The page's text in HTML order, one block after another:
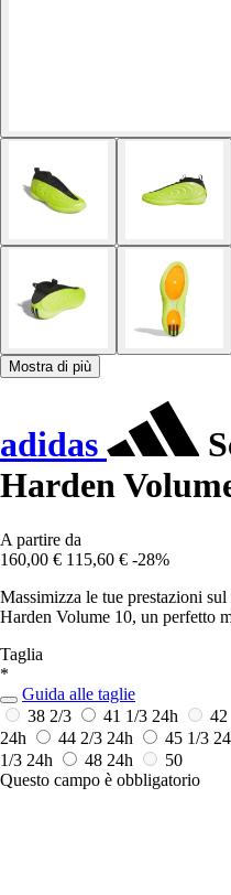
Mostra di più
adidas
Harden
A partire da
160,00 € 115,60 € -28%
Massimizza le tue prestazioni
Harden Volume 10, un perfetto
Taglia
*
Guida alle taglie
38 2/3
41 1/3 24h 42
24h
44 2/3 24h 45 1/3
1/3 24h 48 24h
50
Questo campo è obbligatorio